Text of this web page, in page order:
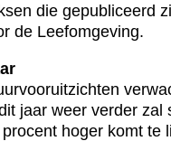
die gepubliceerd
de Leefomgeving.
jaar weer verder zal
hoger komt te